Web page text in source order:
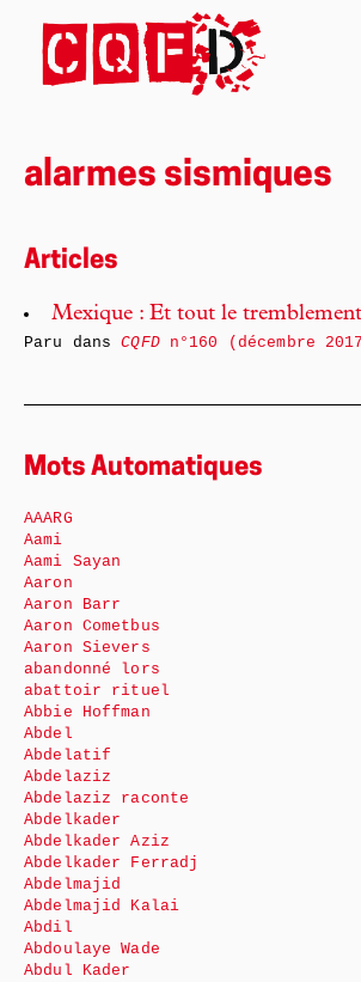
alarmes sismiques
Articles
Mexique : Et tout le
Paru dansCQFDn°160 (décembre
Mots Automatiques
AAARG
Aami
Aami Sayan
Aaron
Aaron Barr
Aaron Cometbus
Aaron Sievers
abandonné lors
abattoir rituel
Abbie Hoffman
Abdel
Abdelatif
Abdelaziz
Abdelaziz raconte
Abdelkader
Abdelkader Aziz
Abdelkader Ferradj
Abdelmajid
Abdelmajid Kalai
Abdil
Abdoulaye Wade
Abdul Kader